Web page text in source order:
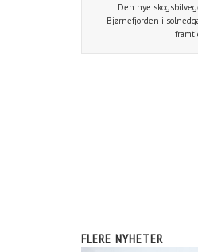
Den nye
Bjørnefjorden i
FLERE NYHETER